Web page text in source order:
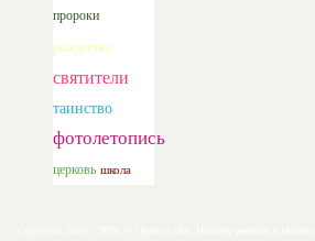
пророки
рождество
святители
таинство
фотолетопись
церковь школа